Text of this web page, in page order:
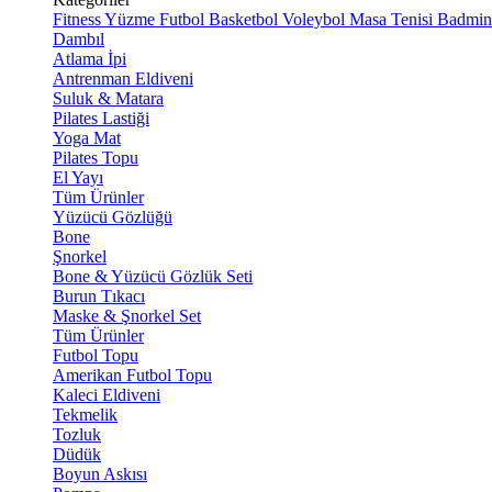
FitnessYüzme Futbol Basketbol Voleybol Masa Tenisi
Dambıl
Atlama İpi
Antrenman Eldiveni
Suluk & Matara
Pilates Lastiği
Yoga Mat
Pilates Topu
El Yayı
Tüm Ürünler
Yüzücü Gözlüğü
Bone
Şnorkel
Bone & Yüzücü Gözlük Seti
Burun Tıkacı
Maske & Şnorkel Set
Tüm Ürünler
Futbol Topu
Amerikan Futbol Topu
Kaleci Eldiveni
Tekmelik
Tozluk
Düdük
Boyun Askısı